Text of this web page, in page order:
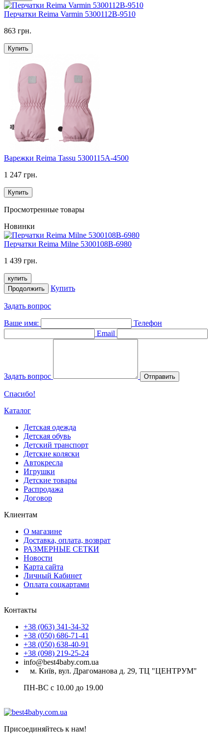
Перчатки Reima Varmin 5300112B-9510
863 грн.
Купить
Варежки Reima Tassu 5300115A-4500
1 247 грн.
Купить
Просмотренные товары
Новинки
Перчатки Reima Milne 5300108B-6980
1 439 грн.
купить
Продолжить
Купить
Задать вопрос
Ваше имя:
Телефон
Email
Задать вопрос Отправить
Спасибо!
Каталог
Детская одежда
Детская обувь
Детский транспорт
Детские коляски
Автокресла
Игрушки
Детские товары
Распродажа
Договор
Клиентам
О магазине
Доставка, оплата, возврат
РАЗМЕРНЫЕ СЕТКИ
Новости
Карта сайта
Личный Кабинет
Оплата соцкартами
Контакты
+38 (063) 341-34-32
+38 (050) 686-71-41
+38 (050) 638-40-91
+38 (098) 219-25-24
info@best4baby.com.ua
м. Київ, вул. Драгоманова д. 29, ТЦ "ЦЕНТРУМ"
ПН-ВС с 10.00 до 19.00
Присоединяйтесь к нам!